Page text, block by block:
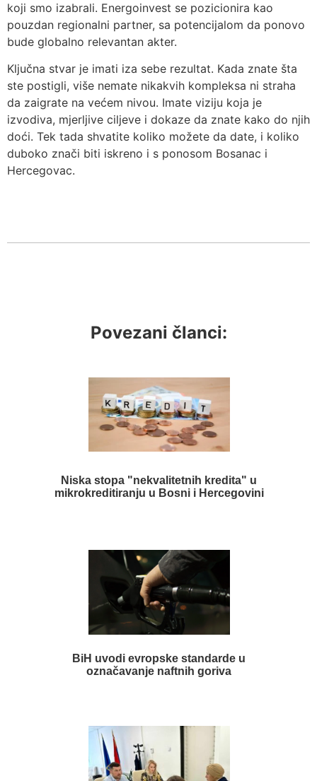
koji smo izabrali. Energoinvest se pozicionira kao
pouzdan regionalni partner, sa potencijalom da ponovo
bude globalno relevantan akter.
Ključna stvar je imati iza sebe rezultat. Kada znate šta
ste postigli, više nemate nikakvih kompleksa ni straha
da zaigrate na većem nivou. Imate viziju koja je
izvodiva, mjerljive ciljeve i dokaze da znate kako do njih
doći. Tek tada shvatite koliko možete da date, i koliko
duboko znači biti iskreno i s ponosom Bosanac i
Hercegovac.
Povezani članci:
Niska stopa "nekvalitetnih kredita" u
mikrokreditiranju u Bosni i Hercegovini
BiH uvodi evropske standarde u
označavanje naftnih goriva